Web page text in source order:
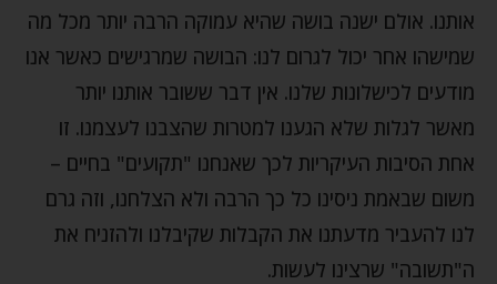
אותנו. אולם ישנה בושה שהיא עמוקה הרבה יותר מכל מה
שמישהו אחר יכול לגרום לנו: הבושה שמרגישים כאשר אנו
מודעים לכישלונות שלנו. אין דבר ששובר אותנו יותר
מאשר לגלות שלא הגענו למטרות שהצבנו לעצמנו. זו
אחת הסיבות העיקריות לכך שאנחנו "תקועים" בחיים –
משום שבאמת ניסינו כל כך הרבה ולא הצלחנו, וזה גרם
לנו להעביר מדעתנו את הקבלות שקיבלנו ולהזניח את
ה"תשובה" שרצינו לעשות.